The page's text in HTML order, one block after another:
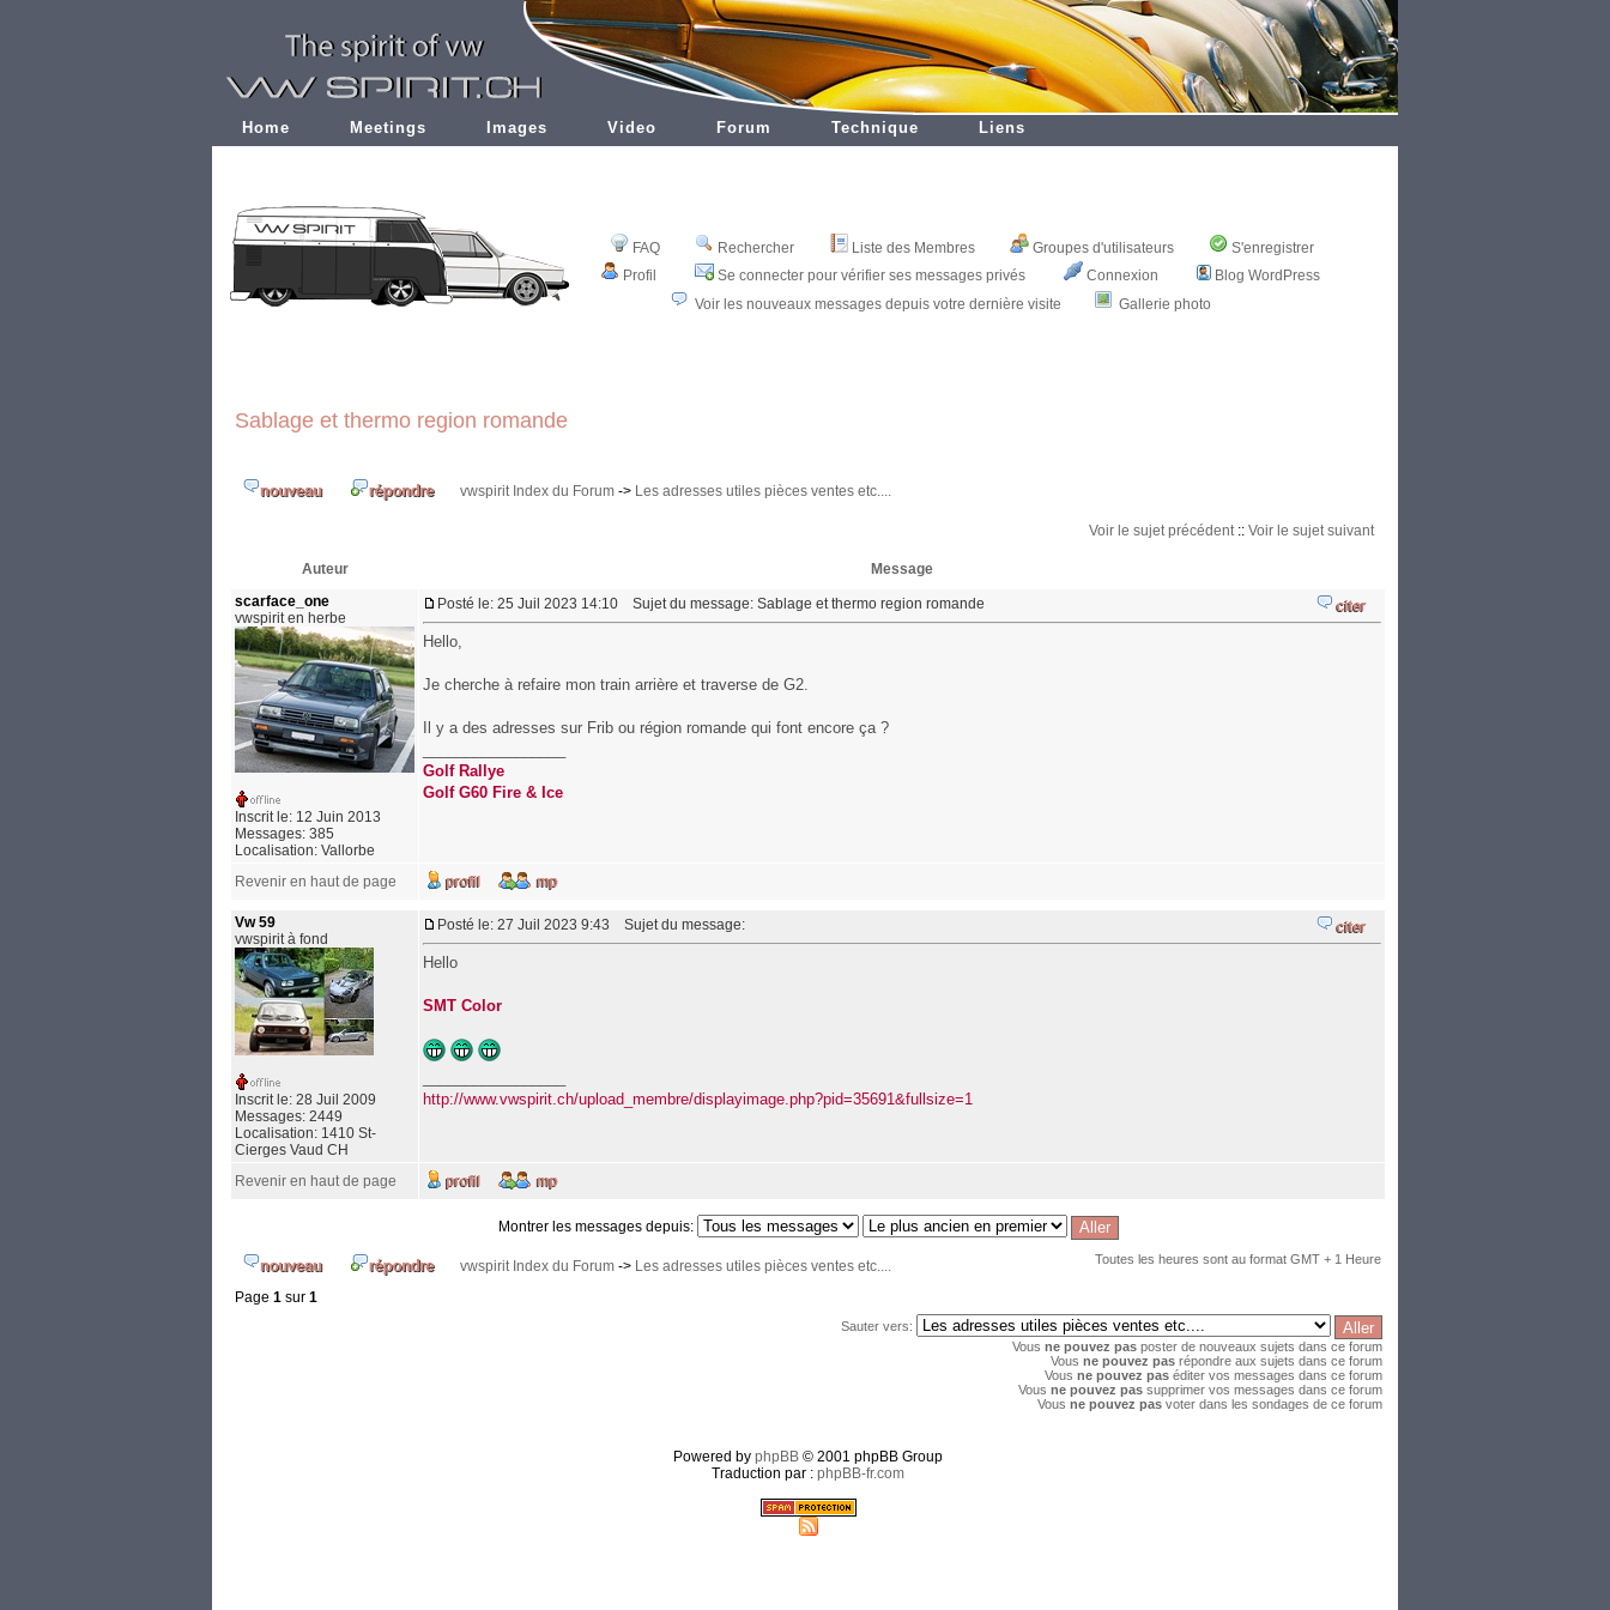
Home Meetings Images Video Forum Technique Liens
FAQ Rechercher Liste des Membres Groupes d'utilisateurs
S'enregistrer
Profil
Se connecter pour vérifier ses messages privés Connexion
Blog WordPress
Voir les nouveaux messages depuis votre dernière visite
Gallerie photo
Sablage et thermo region romande
vwspirit Index du Forum -> Les adresses utiles pièces ventes etc....
Voir le sujet précédent :: Voir le sujet suivant
Auteur
Message
scarface_one
vwspirit en herbe
Inscrit le: 12 Juin 2013
Messages: 385
Localisation: Vallorbe
Posté le: 25 Juil 2023 14:10 Sujet du message: Sablage et thermo region romande
Hello,
Je cherche à refaire mon train arrière et traverse de G2.
Il y a des adresses sur Frib ou région romande qui font encore ça ?
Golf Rallye
Golf G60 Fire & Ice
Revenir en haut de page
Vw 59
vwspirit à fond
Inscrit le: 28 Juil 2009
Messages: 2449
Localisation: 1410 St-
Cierges Vaud CH
Posté le: 27 Juil 2023 9:43 Sujet du message:
Hello
SMT Color
http://www.vwspirit.ch/upload_membre/displayimage.php?pid=35691&fullsize=1
Revenir en haut de page
Montrer les messages depuis:
vwspirit Index du Forum -> Les adresses utiles pièces ventes etc.... Toutes les heures sont au format GMT + 1 Heure
Page 1 sur 1
Sauter vers:
Vous ne pouvez pas poster de nouveaux sujets dans ce forum
Vous ne pouvez pas répondre aux sujets dans ce forum
Vous ne pouvez pas éditer vos messages dans ce forum
Vous ne pouvez pas supprimer vos messages dans ce forum
Vous ne pouvez pas voter dans les sondages de ce forum
Powered by phpBB © 2001 phpBB Group
Traduction par : phpBB-fr.com